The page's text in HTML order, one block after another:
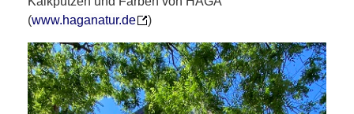
(www.haganatur.de )